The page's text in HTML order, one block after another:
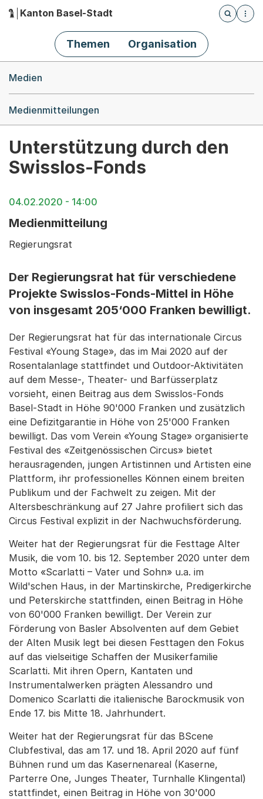
Hauptnavigation
Kanton Basel-Stadt
Öffnet
Themen Organisation
Medien
Medienmitteilungen
Unterstützung durch den
Swisslos-Fonds
04.02.2020 - 14:00
Medienmitteilung
Regierungsrat
Der Regierungsrat hat für verschiedene
Projekte Swisslos-Fonds-Mittel in Höhe
von insgesamt 205‘000 Franken bewilligt.
Der Regierungsrat hat für das internationale Circus
Festival «Young Stage», das im Mai 2020 auf der
Rosentalanlage stattfindet und Outdoor-Aktivitäten
auf dem Messe-, Theater- und Barfüsserplatz
vorsieht, einen Beitrag aus dem Swisslos-Fonds
Basel-Stadt in Höhe 90'000 Franken und zusätzlich
eine Defizitgarantie in Höhe von 25'000 Franken
bewilligt. Das vom Verein «Young Stage» organisierte
Festival des «Zeitgenössischen Circus» bietet
herausragenden, jungen Artistinnen und Artisten eine
Plattform, ihr professionelles Können einem breiten
Publikum und der Fachwelt zu zeigen. Mit der
Altersbeschränkung auf 27 Jahre profiliert sich das
Circus Festival explizit in der Nachwuchsförderung.
Weiter hat der Regierungsrat für die Festtage Alter
Musik, die vom 10. bis 12. September 2020 unter dem
Motto «Scarlatti – Vater und Sohn» u.a. im
Wild'schen Haus, in der Martinskirche, Predigerkirche
und Peterskirche stattfinden, einen Beitrag in Höhe
von 60'000 Franken bewilligt. Der Verein zur
Förderung von Basler Absolventen auf dem Gebiet
der Alten Musik legt bei diesen Festtagen den Fokus
auf das vielseitige Schaffen der Musikerfamilie
Scarlatti. Mit ihren Opern, Kantaten und
Instrumentalwerken prägten Alessandro und
Domenico Scarlatti die italienische Barockmusik von
Ende 17. bis Mitte 18. Jahrhundert.
Weiter hat der Regierungsrat für das BScene
Clubfestival, das am 17. und 18. April 2020 auf fünf
Bühnen rund um das Kasernenareal (Kaserne,
Parterre One, Junges Theater, Turnhalle Klingental)
stattfindet, einen Beitrag in Höhe von 30'000